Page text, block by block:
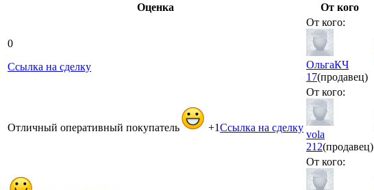
Оценка От кого
0
Ссылка на сделку
От кого:
ОльгаКЧ
17(продавец)
Отличный оперативный покупатель +1Ссылка на сделку
От кого:
vola
212(продавец)
От кого: